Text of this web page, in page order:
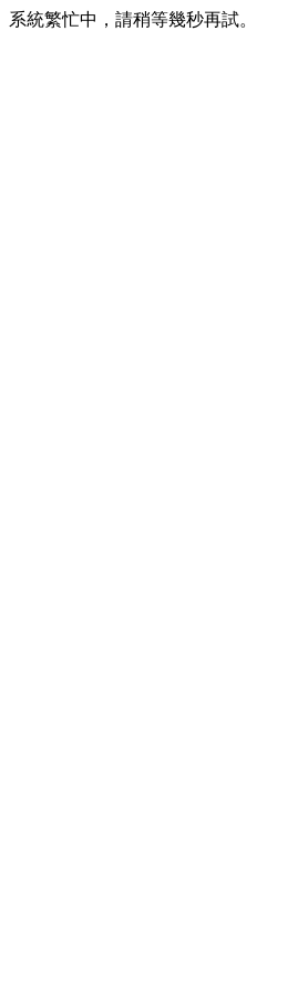
系統繁忙中，請稍等幾秒再試。